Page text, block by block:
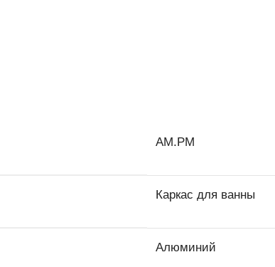
AM.PM
Каркас для ванны
Алюминий